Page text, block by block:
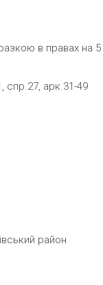
в правах на 5
спр.27, арк.31-49
район